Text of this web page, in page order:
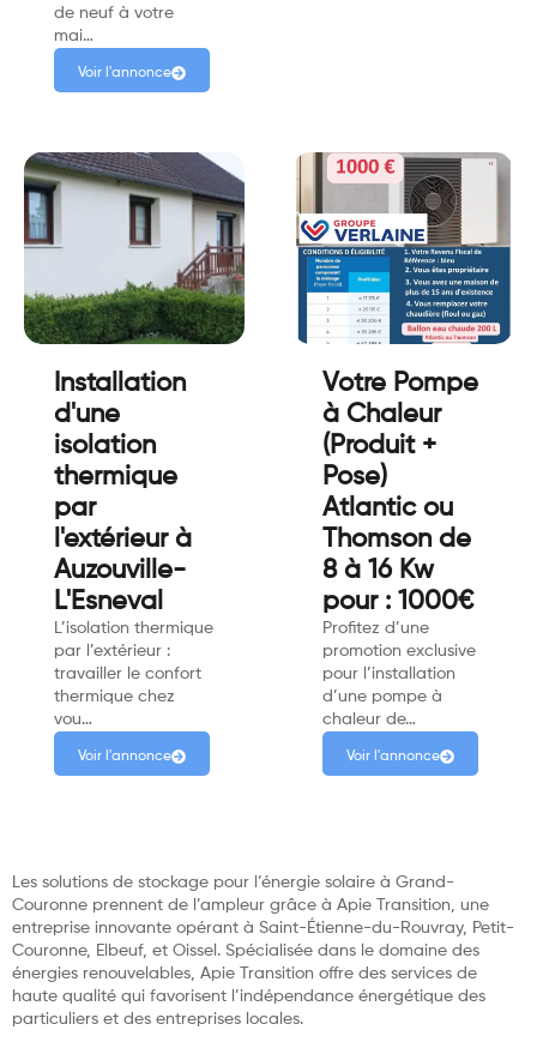
de neuf à votre
mai…
Voir l'annonce
Installation
d'une
isolation
thermique
par
l'extérieur à
Auzouville-
L'Esneval
L’isolation thermique
par l’extérieur :
travailler le confort
thermique chez
vou…
Voir l'annonce
Votre Pompe
à Chaleur
(Produit +
Pose)
Atlantic ou
Thomson de
8 à 16 Kw
pour : 1000€
Profitez d’une
promotion exclusive
pour l’installation
d’une pompe à
chaleur de…
Voir l'annonce
Les solutions de stockage pour l’énergie solaire à Grand-
Couronne prennent de l’ampleur grâce à Apie Transition, une
entreprise innovante opérant à Saint-Étienne-du-Rouvray, Petit-
Couronne, Elbeuf, et Oissel. Spécialisée dans le domaine des
énergies renouvelables, Apie Transition offre des services de
haute qualité qui favorisent l’indépendance énergétique des
particuliers et des entreprises locales.